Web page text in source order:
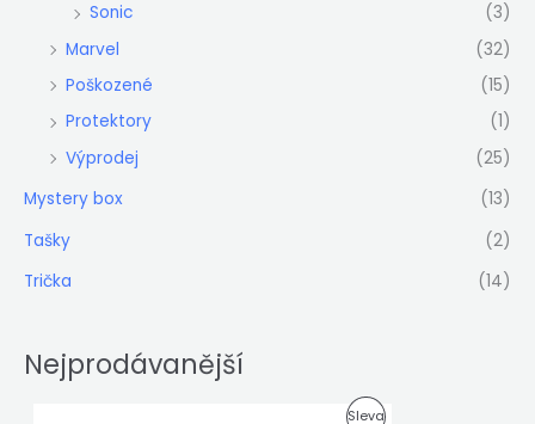
Sonic
(3)
Marvel
(32)
Poškozené
(15)
Protektory
(1)
Výprodej
(25)
Mystery box
(13)
Tašky
(2)
Trička
(14)
Nejprodávanější
SlevaP